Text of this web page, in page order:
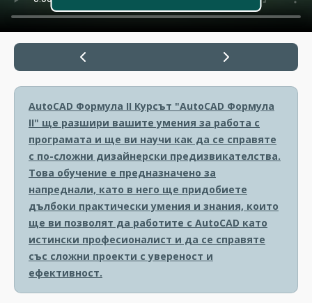
AutoCAD Формула II Курсът "AutoCAD Формула
II" ще разшири вашите умения за работа с
програмата и ще ви научи как да се справяте
с по-сложни дизайнерски предизвикателства.
Това обучение е предназначено за
напреднали, като в него ще придобиете
дълбоки практически умения и знания, които
ще ви позволят да работите с AutoCAD като
истински професионалист и да се справяте
със сложни проекти с увереност и
ефективност.